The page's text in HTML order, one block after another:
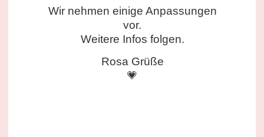
Wir nehmen einige Anpassungen
vor.
Weitere Infos folgen.
Rosa Grüße
💗